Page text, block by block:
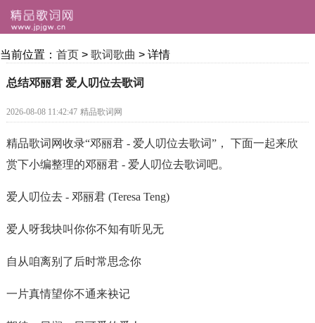
当前位置： 首页 > 歌词歌曲 > 详情
总结邓丽君 爱人叨位去歌词
2026-08-08 11:42:47 精品歌词网
精品歌词网收录“邓丽君 - 爱人叨位去歌词”， 下面一起来欣
赏下小编整理的邓丽君 - 爱人叨位去歌词吧。
爱人叨位去 - 邓丽君 (Teresa Teng)
爱人呀我块叫你你不知有听见无
自从咱离别了后时常思念你
一片真情望你不通来袂记